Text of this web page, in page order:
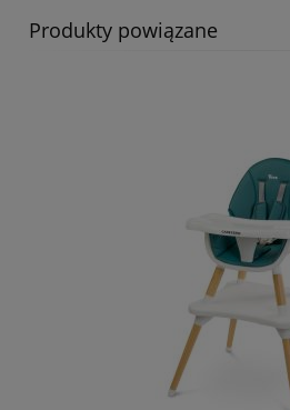
Produkty powiązane